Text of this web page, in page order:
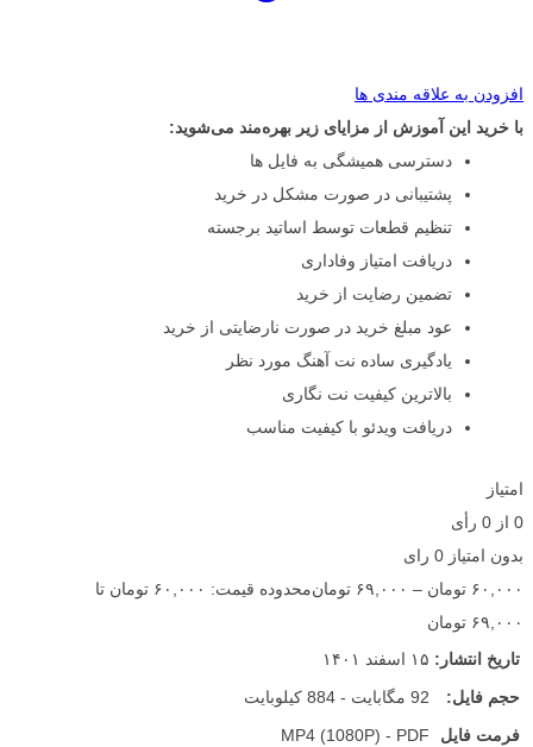
افزودن به علاقه مندی ها
با خرید این آموزش از مزایای زیر بهره‌مند می‌شوید:
دسترسی همیشگی به فایل ها
پشتیبانی در صورت مشکل در خرید
تنظیم قطعات توسط اساتید برجسته
دریافت امتیاز وفاداری
تضمین رضایت از خرید
عود مبلغ خرید در صورت نارضایتی از خرید
یادگیری ساده نت آهنگ مورد نظر
بالاترین کیفیت نت نگاری
دریافت ویدئو با کیفیت مناسب
امتیاز
0 از 0 رأی
بدون امتیاز 0 رای
۶۰,۰۰۰ تومان – ۶۹,۰۰۰ تومان
محدوده قیمت: ۶۰,۰۰۰ تومان تا
۶۹,۰۰۰ تومان
تاریخ انتشار: ۱۵ اسفند ۱۴۰۱
حجم فایل:
92 مگابایت - 884 کیلوبایت
فرمت فایل
MP4 (1080P) - PDF